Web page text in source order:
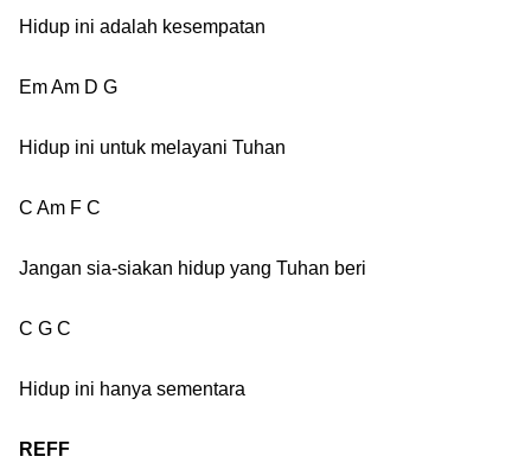
Hidup ini adalah kesempatan
Em Am D G
Hidup ini untuk melayani Tuhan
C Am F C
Jangan sia-siakan hidup yang Tuhan beri
C G C
Hidup ini hanya sementara
REFF